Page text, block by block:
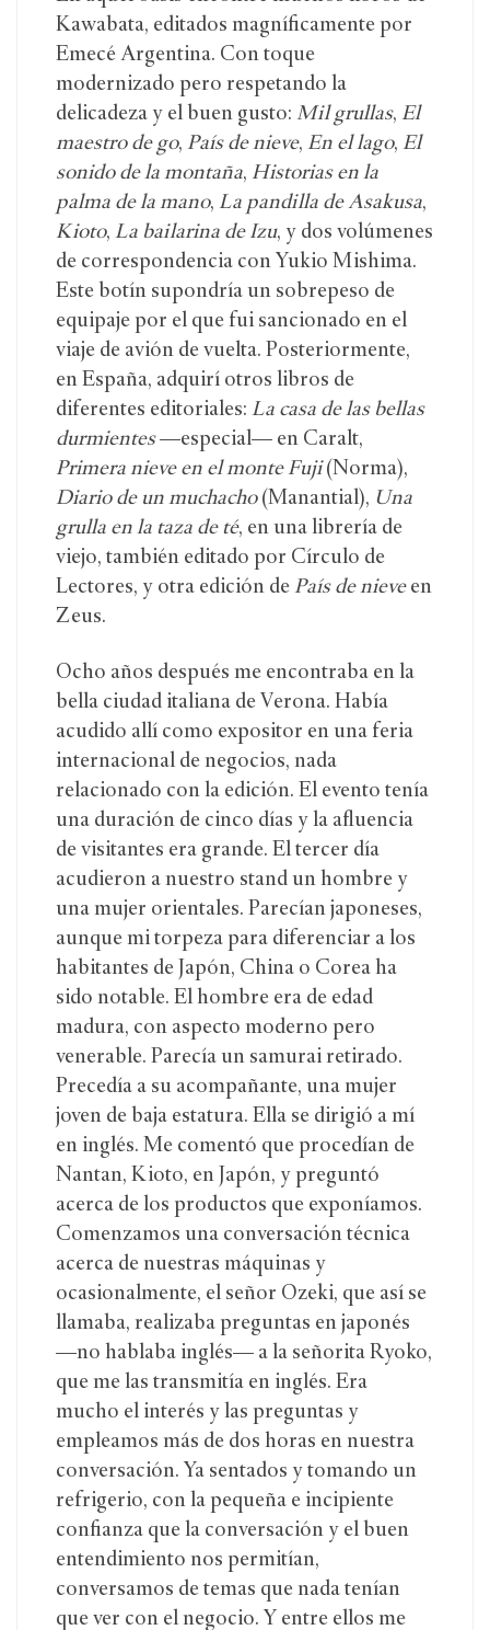
Kawabata, editados magníficamente por
Emecé Argentina. Con toque
modernizado pero respetando la
delicadeza y el buen gusto:Mil grullas,El
maestro de go,País de nieve,En el lago,El
sonido de la montaña,Historias en la
palma de la mano,La pandilla de Asakusa,
Kioto,La bailarina de Izu, y dos volúmenes
de correspondencia con Yukio Mishima.
Este botín supondría un sobrepeso de
equipaje por el que fui sancionado en el
viaje de avión de vuelta. Posteriormente,
en España, adquirí otros libros de
diferentes editoriales:La casa de las bellas
durmientes—especial— en Caralt,
Primera nieve en el monte Fuji(Norma),
Diario de un muchacho(Manantial), Una
grulla en la taza de té, en una librería de
viejo, también editado por Círculo de
Lectores, y otra edición dePaís de nieveen
Zeus.
Ocho años después me encontraba en la
bella ciudad italiana de Verona. Había
acudido allí como expositor en una feria
internacional de negocios, nada
relacionado con la edición. El evento tenía
una duración de cinco días y la afluencia
de visitantes era grande. El tercer día
acudieron a nuestro stand un hombre y
una mujer orientales. Parecían japoneses,
aunque mi torpeza para diferenciar a los
habitantes de Japón, China o Corea ha
sido notable. El hombre era de edad
madura, con aspecto moderno pero
venerable. Parecía un samurai retirado.
Precedía a su acompañante, una mujer
joven de baja estatura. Ella se dirigió a mí
en inglés. Me comentó que procedían de
Nantan, Kioto, en Japón, y preguntó
acerca de los productos que exponíamos.
Comenzamos una conversación técnica
acerca de nuestras máquinas y
ocasionalmente, el señor Ozeki, que así se
llamaba, realizaba preguntas en japonés
—no hablaba inglés— a la señorita Ryoko,
que me las transmitía en inglés. Era
mucho el interés y las preguntas y
empleamos más de dos horas en nuestra
conversación. Ya sentados y tomando un
refrigerio, con la pequeña e incipiente
confianza que la conversación y el buen
entendimiento nos permitían,
conversamos de temas que nada tenían
que ver con el negocio. Y entre ellos me